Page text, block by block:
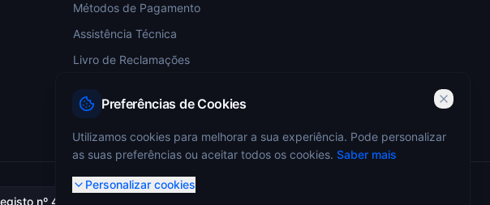
Métodos de Pagamento
Assistência Técnica
Livro de Reclamações
nº 4349
Preferências de Cookies
Utilizamos cookies para melhorar a sua experiência. Pode personalizar
as suas preferências ou aceitar todos os cookies. Saber mais
Personalizar cookies